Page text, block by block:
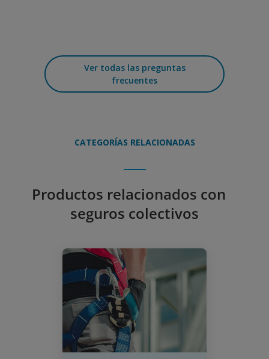
Ver todas las preguntas
frecuentes
CATEGORÍAS RELACIONADAS
Productos relacionados con
seguros colectivos